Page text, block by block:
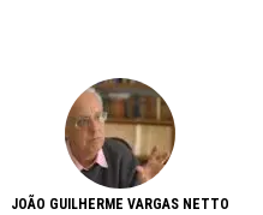
JOÃO GUILHERME VARGAS NETTO